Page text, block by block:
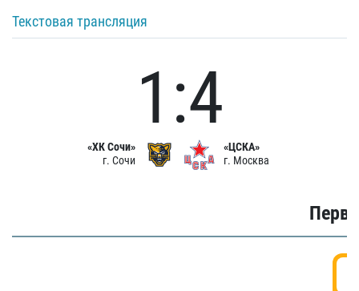
Текстовая трансляция
«ХК Сочи»
г. Сочи
1:4
«ЦСКА»
г. Москва